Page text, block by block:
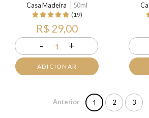
Casa Madeira
50ml
(19)
R$ 29,00
- 1 +
ADICIONAR
Anterior 1 2 3